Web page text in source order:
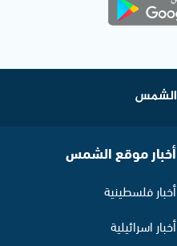
أخبار موقع الشمس
أخبار فلسطينية
أخبار اسرائيلية